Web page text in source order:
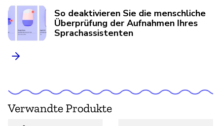
So deaktivieren Sie die menschliche
Überprüfung der Aufnahmen Ihres
Sprachassistenten
Verwandte Produkte